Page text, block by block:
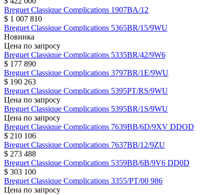
Breguet Classique Complications 1907BA/12
$ 1 007 810
Breguet Classique Complications 5365BR/15/9WU
Новинка
Цена по запросу
Breguet Classique Complications 5335BR/42/9W6
$ 177 890
Breguet Classique Complications 3797BR/1E/9WU
$ 190 263
Breguet Classique Complications 5395PT/RS/9WU
Цена по запросу
Breguet Classique Complications 5395BR/1S/9WU
Цена по запросу
Breguet Classique Complications 7639BB/6D/9XV DDOD
$ 210 106
Breguet Classique Complications 7637BB/12/9ZU
$ 273 488
Breguet Classique Complications 5359BB/6B/9V6 DD0D
$ 303 100
Breguet Classique Complications 3355/PT/00 986
Цена по запросу